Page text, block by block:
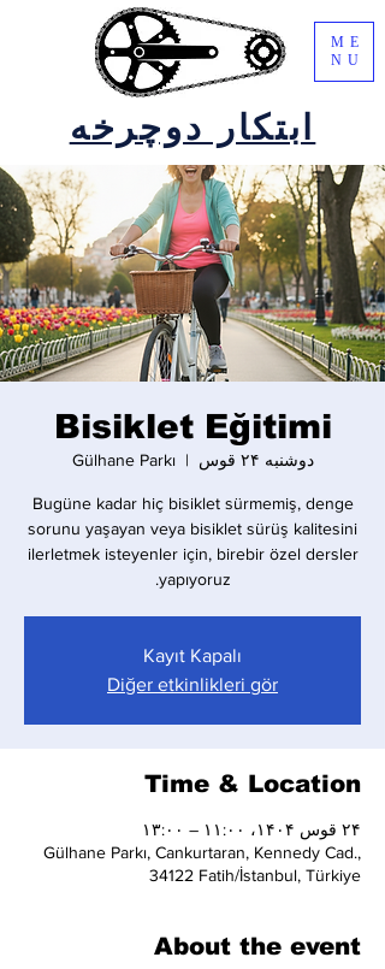
ابتکار دوچرخه
ME
NU
Bisiklet Eğitimi
دوشنبه ۲۴ قوس
  |
Gülhane Parkı
Bugüne kadar hiç bisiklet sürmemiş, denge
sorunu yaşayan veya bisiklet sürüş kalitesini
ilerletmek isteyenler için, birebir özel dersler
yapıyoruz.
Kayıt Kapalı
Diğer etkinlikleri gör
Time & Location
۲۴ قوس ۱۴۰۴، ۱۱:۰۰ – ۱۳:۰۰
Gülhane Parkı, Cankurtaran, Kennedy Cad.,
34122 Fatih/İstanbul, Türkiye
About the event